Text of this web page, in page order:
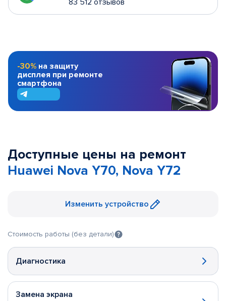
83 512 отзывов
-30% на защиту
дисплея при ремонте
смартфона
Доступные цены на ремонт
Huawei Nova Y70, Nova Y72
Изменить устройство
Стоимость работы (без детали)
Диагностика
Замена экрана